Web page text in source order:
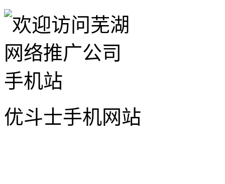
优斗士手机网站